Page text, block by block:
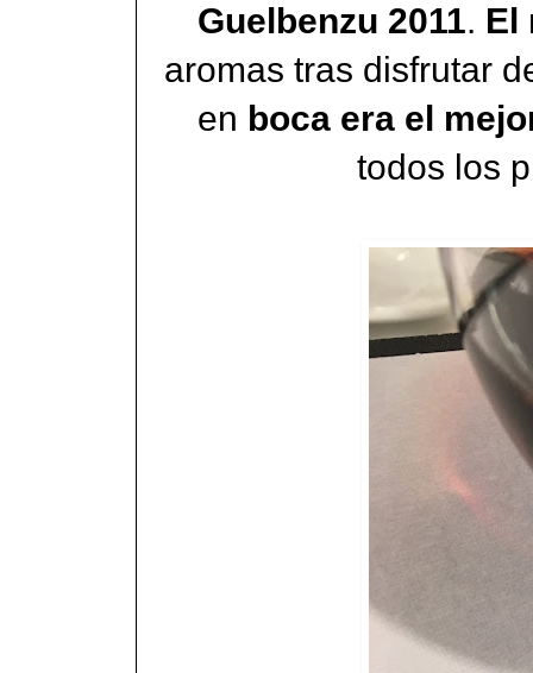
Guelbenzu 2011. El
aromas tras disfrutar
en boca era el
todos los